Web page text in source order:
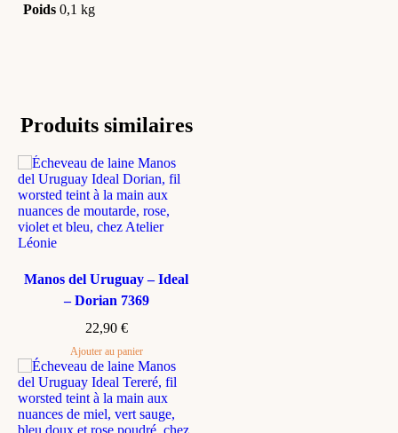
Poids 0,1 kg
Produits similaires
Manos del Uruguay – Ideal
– Dorian 7369
22,90 €
Ajouter au panier